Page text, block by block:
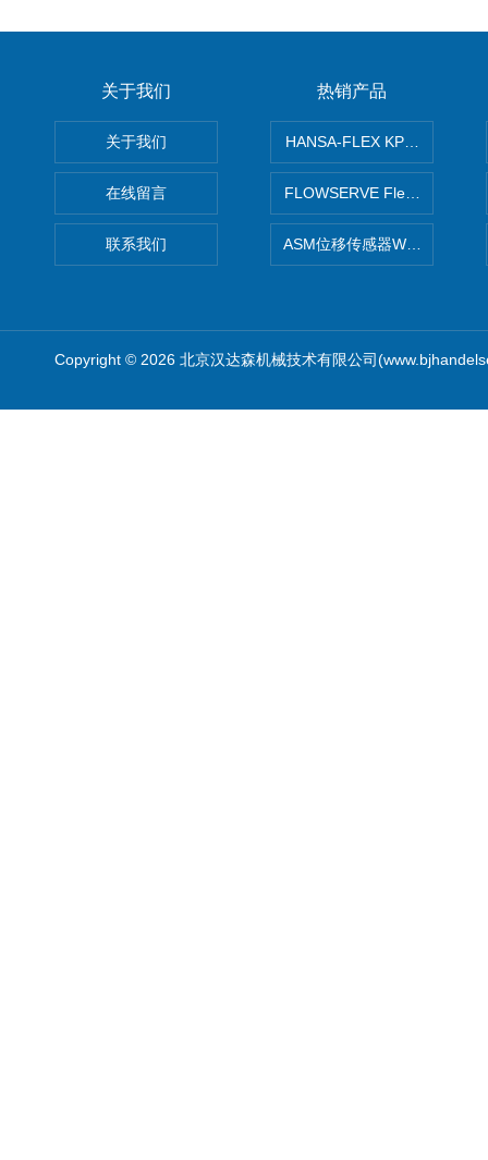
关于我们
关于我们
在线留言
联系我们
热销产品
HANSA-FLEX KP100P紧凑
FLOWSERVE Flex Wedge闸
ASM位移传感器WS10-750
Copyright © 2026 北京汉达森机械技术有限公司